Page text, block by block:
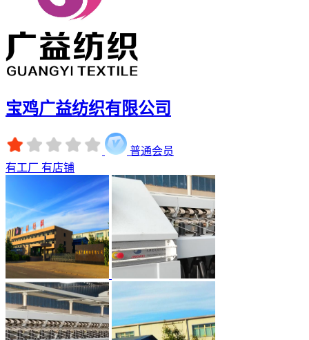
宝鸡广益纺织有限公司
普通会员
有工厂 有店铺